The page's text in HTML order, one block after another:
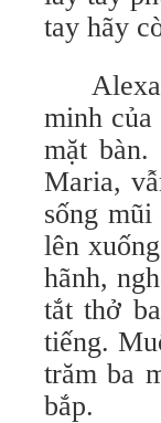
tay hãy
minh
mặt
Maria,
sống
lên
hãnh,
tắt thở
tiếng.
trăm ba
bắp.